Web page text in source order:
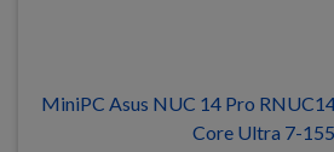
MiniPC Asus NUC 14 Pro
Core Ultra 7-